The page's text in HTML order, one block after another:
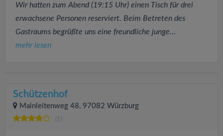
Wir hatten zum Abend (19:15 Uhr) einen Tisch für drei
erwachsene Personen reserviert. Beim Betreten des
Gastraums begrüßte uns eine freundliche junge...
mehr lesen
Schützenhof
Mainleitenweg 48, 97082 Würzburg
(1)